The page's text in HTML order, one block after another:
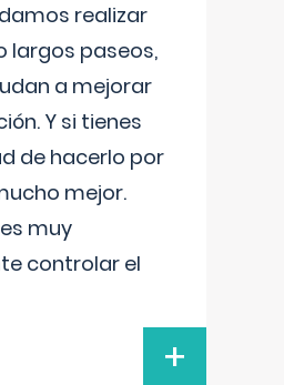
realizar
largos paseos,
a mejorar
Y si tienes
de hacerlo por
mejor.
muy
controlar el
+